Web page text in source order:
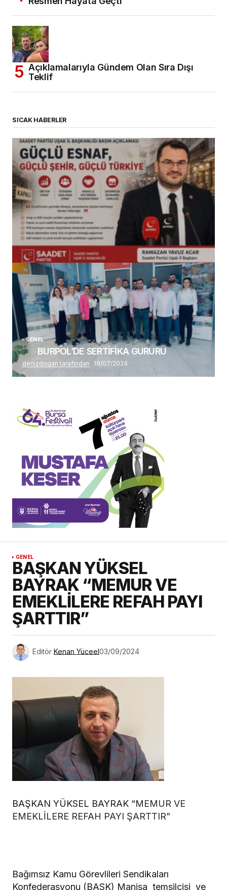
Açıklamalarıyla Gündem Olan Sıra Dışı
Teklif
SICAK HABERLER
(başlıksız)
Alaattin Karahan tarafından 14/07/2026
GENEL
BURPOL’DE SERTİFİKA GURURU
denizdogan tarafından 19/07/2024
GENEL
BAŞKAN YÜKSEL
BAYRAK “MEMUR VE
EMEKLİLERE REFAH PAYI
ŞARTTIR”
Editör Kenan Yüceel03/09/2024
BAŞKAN YÜKSEL BAYRAK “MEMUR VE
EMEKLİLERE REFAH PAYI ŞARTTIR”
Bağımsız Kamu Görevlileri Sendikaları
Konfederasyonu (BASK) Manisa temsilcisi ve